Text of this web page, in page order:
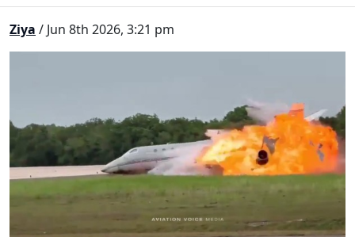
Ziya / Jun 8th 2026, 3:21 pm